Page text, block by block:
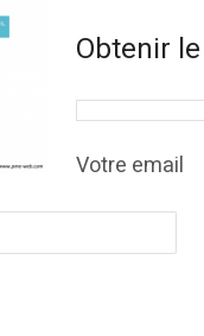
Obtenir
Votre email